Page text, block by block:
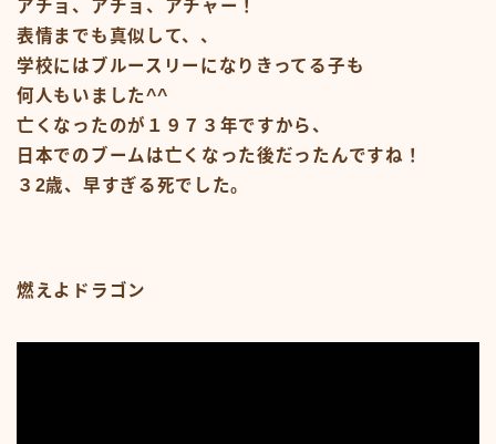
Homepage – Blog
Homepage – Fashion
Homepage – Full Post Featured
Homepage – Infinite Scroll
Homepage – Loop
Homepage – Magazine
Homepage – Newsmag
Homepage – Newspaper
Homepage – Sport
Homepage – Tech
あの頃のいろいろ
アチョ、アチョ、アチャー！
表情までも真似して、、
学校にはブルースリーになりきってる子も
何人もいました^^
亡くなったのが１９７３年ですから、
日本でのブームは亡くなった後だったんですね！
３2歳、早すぎる死でした。
燃えよドラゴン